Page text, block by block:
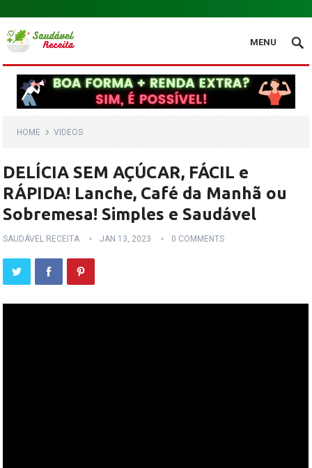
.
MENU
HOME VIDEOS
DELÍCIA SEM AÇÚCAR, FÁCIL e
RÁPIDA! Lanche, Café da Manhã ou
Sobremesa! Simples e Saudável
SAUDÁVEL RECEITA JAN 13, 2023 0 COMMENTS